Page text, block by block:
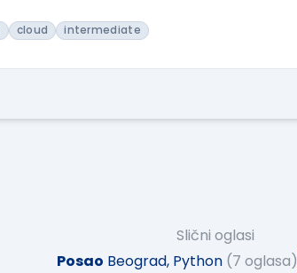
cloud intermediate
Slični oglasi
Posao Beograd, Python (7 oglasa)